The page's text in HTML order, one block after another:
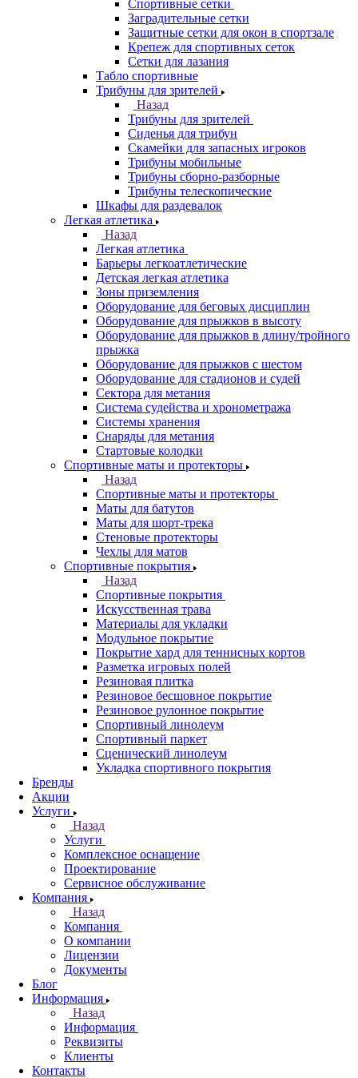
Спортивные сетки
Заградительные сетки
Защитные сетки для окон в спортзале
Крепеж для спортивных сеток
Сетки для лазания
Табло спортивные
Трибуны для зрителей
Назад
Трибуны для зрителей
Сиденья для трибун
Скамейки для запасных игроков
Трибуны мобильные
Трибуны сборно-разборные
Трибуны телескопические
Шкафы для раздевалок
Легкая атлетика
Назад
Легкая атлетика
Барьеры легкоатлетические
Детская легкая атлетика
Зоны приземления
Оборудование для беговых дисциплин
Оборудование для прыжков в высоту
Оборудование для прыжков в длину/тройного
прыжка
Оборудование для прыжков с шестом
Оборудование для стадионов и судей
Сектора для метания
Система судейства и хронометража
Системы хранения
Снаряды для метания
Стартовые колодки
Спортивные маты и протекторы
Назад
Спортивные маты и протекторы
Маты для батутов
Маты для шорт-трека
Стеновые протекторы
Чехлы для матов
Спортивные покрытия
Назад
Спортивные покрытия
Искусственная трава
Материалы для укладки
Модульное покрытие
Покрытие хард для теннисных кортов
Разметка игровых полей
Резиновая плитка
Резиновое бесшовное покрытие
Резиновое рулонное покрытие
Спортивный линолеум
Спортивный паркет
Сценический линолеум
Укладка спортивного покрытия
Бренды
Акции
Услуги
Назад
Услуги
Комплексное оснащение
Проектирование
Сервисное обслуживание
Компания
Назад
Компания
О компании
Лицензии
Документы
Блог
Информация
Назад
Информация
Реквизиты
Клиенты
Контакты